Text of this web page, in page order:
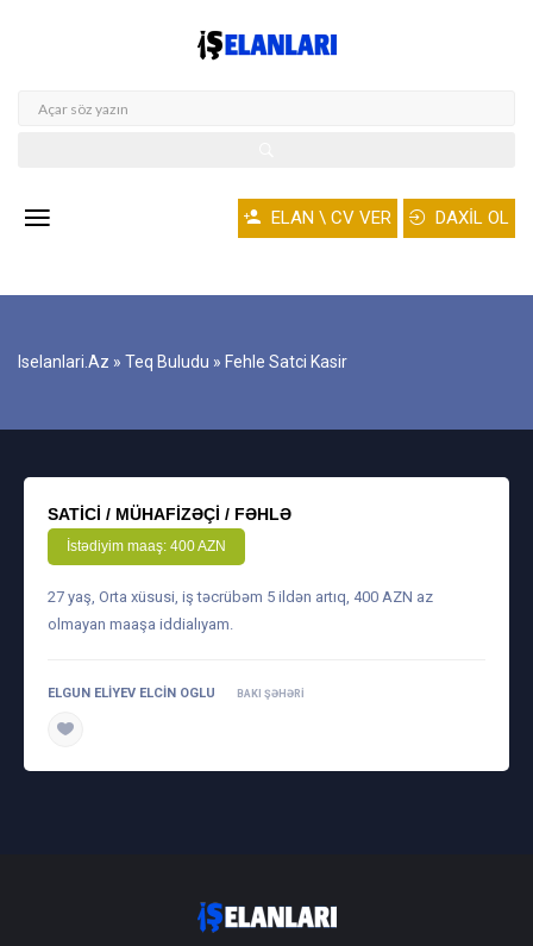
ELAN \ CV VER DAXİL OL
Iselanlari.az » Teq Buludu » Fehle Satci Kasir
SATICI / MÜHAFIZƏÇI / FƏHLƏ
İstədiyim maaş: 400 AZN
27 yaş, Orta xüsusi, iş təcrübəm 5 ildən artıq, 400 AZN az
olmayan maaşa iddialıyam.
ELGUN ELIYEV ELCIN OGLU BAKI ŞƏHƏRI